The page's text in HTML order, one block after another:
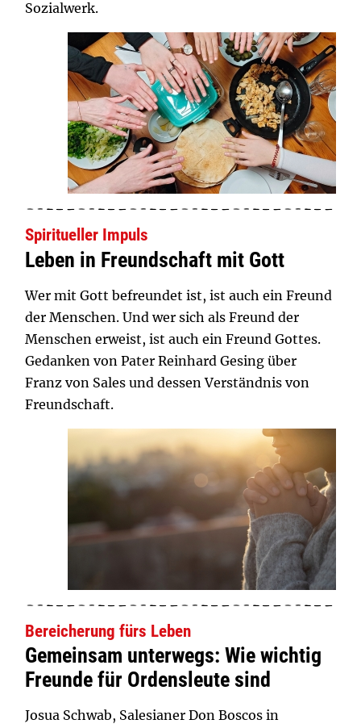
Sozialwerk.
Spiritueller Impuls
Leben in Freundschaft mit Gott
Wer mit Gott befreundet ist, ist auch ein Freund
der Menschen. Und wer sich als Freund der
Menschen erweist, ist auch ein Freund Gottes.
Gedanken von Pater Reinhard Gesing über
Franz von Sales und dessen Verständnis von
Freundschaft.
Bereicherung fürs Leben
Gemeinsam unterwegs: Wie wichtig
Freunde für Ordensleute sind
Josua Schwab, Salesianer Don Boscos in